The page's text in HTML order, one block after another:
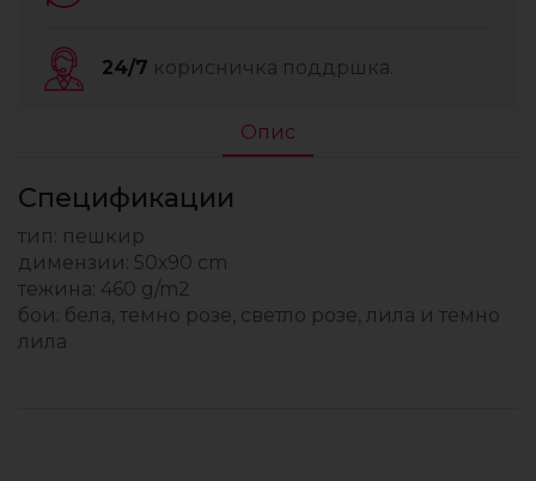
24/7 корисничка поддршка.
Опис
Спецификации
тип: пешкир
димензии: 50х90 cm
тежина: 460 g/m2
бои: бела, темно розе, светло розе, лила и темно
лила